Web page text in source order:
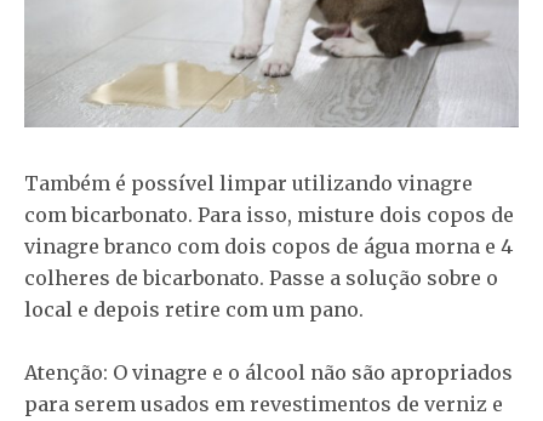
Também é possível limpar utilizando vinagre
com bicarbonato. Para isso, misture dois copos de
vinagre branco com dois copos de água morna e 4
colheres de bicarbonato. Passe a solução sobre o
local e depois retire com um pano.
Atenção: O vinagre e o álcool não são apropriados
para serem usados em revestimentos de verniz e